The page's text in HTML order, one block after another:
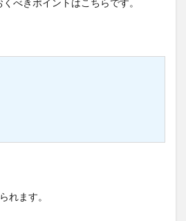
べきポイントはこちらです。
れます。